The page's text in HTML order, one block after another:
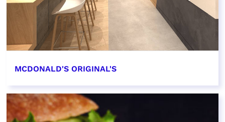
MCDONALD'S ORIGINAL'S
EN SAVOIR PLUS